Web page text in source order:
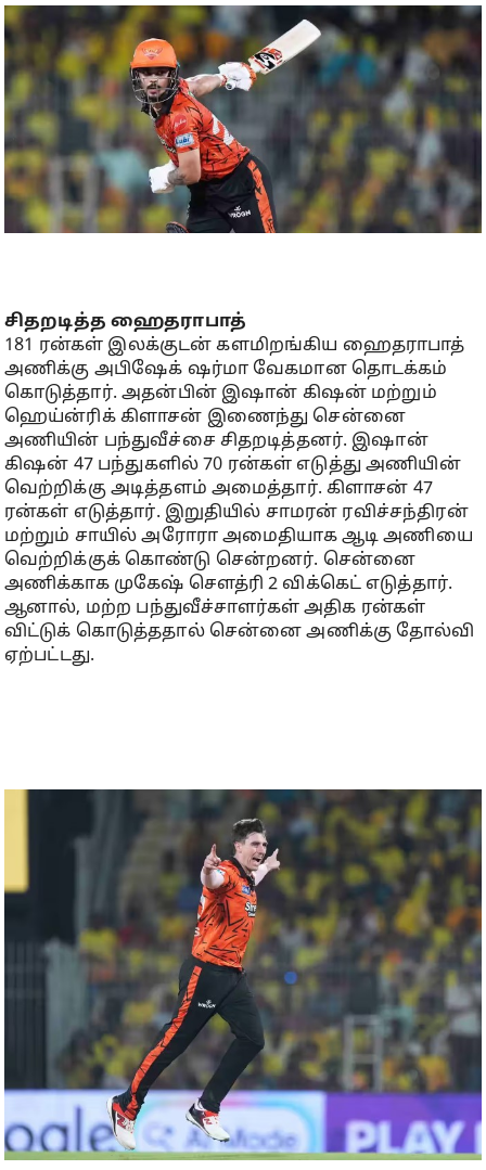
சிதறடித்த ஹைதராபாத்
181 ரன்கள் இலக்குடன் களமிறங்கிய ஹைதராபாத்
அணிக்கு அபிஷேக் ஷர்மா வேகமான தொடக்கம்
கொடுத்தார். அதன்பின் இஷான் கிஷன் மற்றும்
ஹெய்ன்ரிக் கிளாசன் இணைந்து சென்னை
அணியின் பந்துவீச்சை சிதறடித்தனர். இஷான்
கிஷன் 47 பந்துகளில் 70 ரன்கள் எடுத்து அணியின்
வெற்றிக்கு அடித்தளம் அமைத்தார். கிளாசன் 47
ரன்கள் எடுத்தார். இறுதியில் சாமரன் ரவிச்சந்திரன்
மற்றும் சாயில் அரோரா அமைதியாக ஆடி அணியை
வெற்றிக்குக் கொண்டு சென்றனர். சென்னை
அணிக்காக முகேஷ் சௌத்ரி 2 விக்கெட் எடுத்தார்.
ஆனால், மற்ற பந்துவீச்சாளர்கள் அதிக ரன்கள்
விட்டுக் கொடுத்ததால் சென்னை அணிக்கு தோல்வி
ஏற்பட்டது.